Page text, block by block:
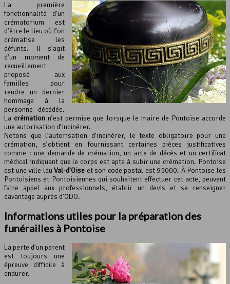
La première
fonctionnalité d’un
crématorium est
d’être le lieu où l’on
crématise les
défunts. Il s’agit
d’un moment de
recueillement
proposé aux
familles pour
rendre un dernier
hommage à la
personne décédée.
La crémation n’est permise que lorsque le maire de Pontoise accorde
une autorisation d’incinérer.
Notons que l’autorisation d’incinérer, le texte obligatoire pour une
crémation, s’obtient en fournissant certaines pièces justificatives
comme : une demande de crémation, un acte de décès et un certificat
médical indiquant que le corps est apte à subir une crémation. Pontoise
est une ville lduVal-d’Oise et son code postal est 95000. À Pontoise les
Pontoisiens et Pontoisiennes qui souhaitent effectuer cet acte, peuvent
faire appel aux professionnels, établir un devis et se renseigner
davantage auprès d’ODO.
Informations utiles pour la préparation des
funérailles à Pontoise
La perte d’un parent
est toujours une
épreuve difficile à
endurer.